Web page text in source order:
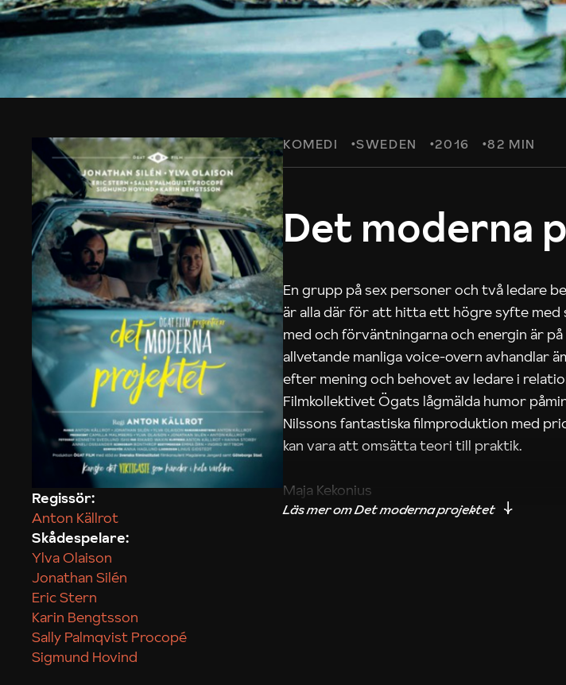
KOMEDI SWEDEN 2016 82 MIN
Det moderna
En grupp på sex personer och två ledare
är alla där för att hitta ett högre syfte med
med och förväntningarna och energin är
allvetande manliga voice-overn avhandlar
efter mening och behovet av ledare i
Filmkollektivet Ögats lågmälda humor
Nilssons fantastiska filmproduktion med
kan vara att omsätta teori till praktik.
Maja Kekonius
Regissör:
Anton Källrot
Skådespelare:
Ylva Olaison
Jonathan Silén
Eric Stern
Karin Bengtsson
Sally Palmqvist Procopé
Sigmund Hovind